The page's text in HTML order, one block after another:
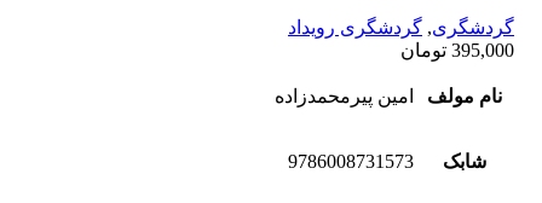
گردشگری, گردشگری رویداد
395,000 تومان
نام مولف امین پیرمحمدزاده
شابک 9786008731573